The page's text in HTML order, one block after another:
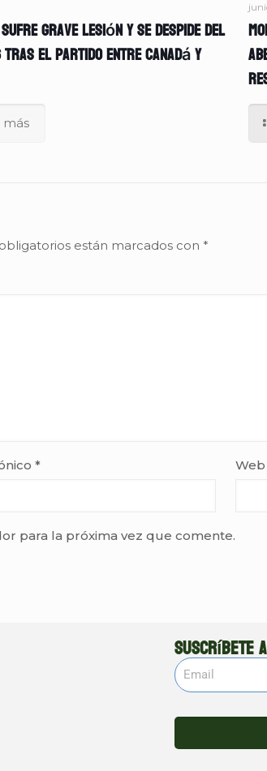
grave lesión y se despide del
tras el partido entre Canadá y
más
están marcados con *
* Web
para la próxima vez que comente.
Suscríbete